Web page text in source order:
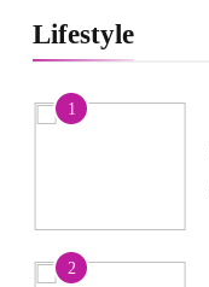
Lifestyle
1
2